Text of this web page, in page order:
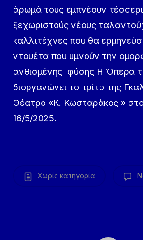
άρωμά τους εμπνέουν
ξεχωριστούς νέους
καλλιτέχνες που θα
ντουέτα που υμνούν την
ανθισμένης φύσης Η Όπερα
διοργανώνει το τρίτο της
Θέατρο «Κ. Κωσταράκος » στα
16/5/2025.
Χωρίς κατηγορία